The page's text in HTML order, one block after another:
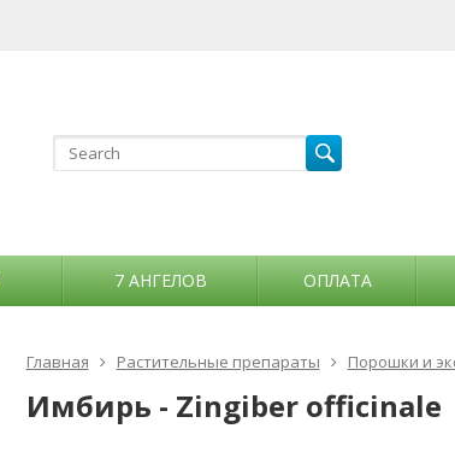
7 АНГЕЛОВ ОПЛАТА
Главная Растительные препараты Порошки и
Имбирь - Zingiber officinale